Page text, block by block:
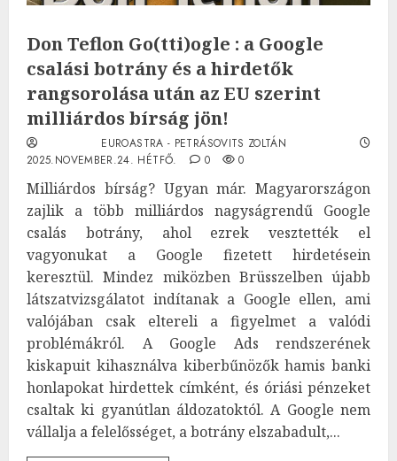
Don Teflon Go(tti)ogle : a Google
csalási botrány és a hirdetők
rangsorolása után az EU szerint
milliárdos bírság jön!
EUROASTRA - PETRÁSOVITS ZOLTÁN
2025.NOVEMBER.24. HÉTFŐ.
0 0
Milliárdos bírság? Ugyan már. Magyarországon
zajlik a több milliárdos nagyságrendű Google
csalás botrány, ahol ezrek vesztették el
vagyonukat a Google fizetett hirdetésein
keresztül. Mindez miközben Brüsszelben újabb
látszatvizsgálatot indítanak a Google ellen, ami
valójában csak eltereli a figyelmet a valódi
problémákról. A Google Ads rendszerének
kiskapuit kihasználva kiberbűnözők hamis banki
honlapokat hirdettek címként, és óriási pénzeket
csaltak ki gyanútlan áldozatoktól. A Google nem
vállalja a felelősséget, a botrány elszabadult,...